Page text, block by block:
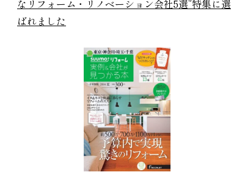
なリフォーム・リノベーション会社5選”特集に選
ばれました